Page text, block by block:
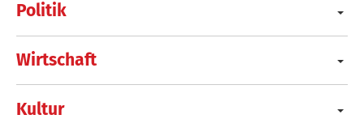
Politik
Wirtschaft
Kultur